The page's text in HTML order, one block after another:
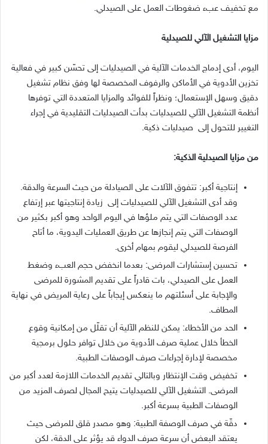
مع تخفيف عبء ضغوطات العمل على الصيدلي.
مزايا التشغيل الآلي للصيدلية
اليوم، أدى إدماج الخدمات الآلية في الصيدليات إلى تحسّن كبير في فعالية
تخزين الأدوية في الأماكن والرفوف المخصصة لها وفق نظام تشغيل
دقيق وسهل الإستعمال؛ ونظراً للفوائد والمزايا المتعددة التي توفرها
أنظمة التشغيل الآلي للصيدليات بدأت الصيدليات التقليدية في إجراء
التغيير للتحول إلى صيدليات ذكية.
من مزايا الصيدلية الذكية:
إنتاجية أكبر: تتفوق الآلات على الصيادلة من حيث السرعة والدقة.
وقد أدى التشغيل الآلي للصيدليات إلى زيادة إنتاجيتها عبر إرتفاع
عدد الوصفات التي يتم ملؤها في اليوم الواحد وهو أكبر بكثير من
الوصفات التي يتم إنجازها عن طريق العمليات اليدوية، ما أتاح
الفرصة للصيدلي ليقوم بمهام أخرى.
تحسين إستشارات المرضى: بعدما انخفض حجم العبء وضغط
العمل على الصيدلي، بات قادراً على تقديم المشورة للمرضى
والإجابة على أسئلتهم ما ينعكس إيجاباً على رعاية المريض في نهاية
المطاف.
الحد من الأخطاء: يمكن للنظم الآلية أن تقلّل من إمكانية وقوع
الخطأ خلال عملية صرف الأدوية من خلال توافر حلول برمجية
مخصصة لإدارة إجراءات صرف الوصفات الطبية.
تخفيض وقت الإنتظار وبالتالي تقديم الخدمات اللازمة لعدد أكبر من
المرضى. التشغيل الآلي للصيدليات يتيح المجال لصرف المزيد من
الوصفات الطبية بسرعة أكبر.
دقّة في صرف الوصفة الطبية: وهو مصدر قلق للمرضى حيث
يعتقد البعض أن سرعة صرف الدواء قد يؤثر على الدقة، لكن